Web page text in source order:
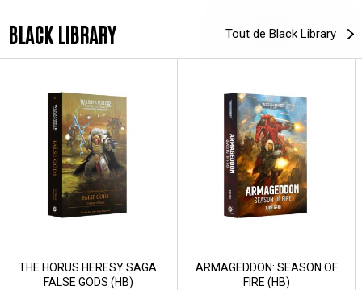
BLACK LIBRARY Tout de Black Library
THE HORUS HERESY SAGA:
FALSE GODS (HB)
ARMAGEDDON: SEASON OF
FIRE (HB)